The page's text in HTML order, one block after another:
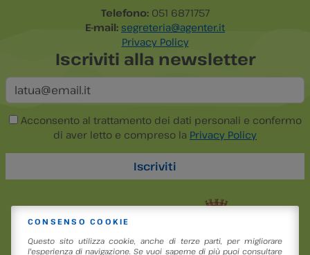
Telefono: 051 6871757
E-mail: segreteria@agenter.it
Privacy Policy
Iscriviti alla newsletter
Acconsento al trattamento dei dati personali e confermo
di aver letto e compreso la Privacy Policy
CONSENSO COOKIE
Questo sito utilizza cookie, anche di terze parti, per migliorare
l'esperienza di navigazione. Se vuoi saperne di più puoi consultare